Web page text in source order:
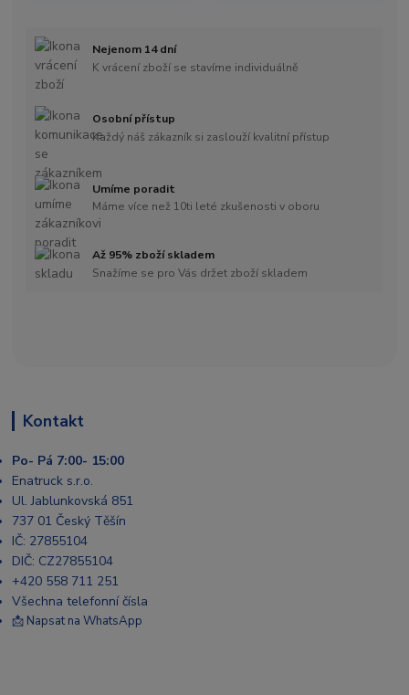
Nejenom 14 dní
K vrácení zboží se stavíme individuálně
Osobní přístup
Každý náš zákazník si zaslouží kvalitní přístup
Umíme poradit
Máme více než 10ti leté zkušenosti v oboru
Až 95% zboží skladem
Snažíme se pro Vás držet zboží skladem
Kontakt
Po- Pá 7:00- 15:00
Enatruck s.r.o.
Ul. Jablunkovská 851
737 01 Český Těšín
IČ: 27855104
DIČ: CZ27855104
+420 558 711 251
Všechna telefonní čísla
📩 Napsat na WhatsApp